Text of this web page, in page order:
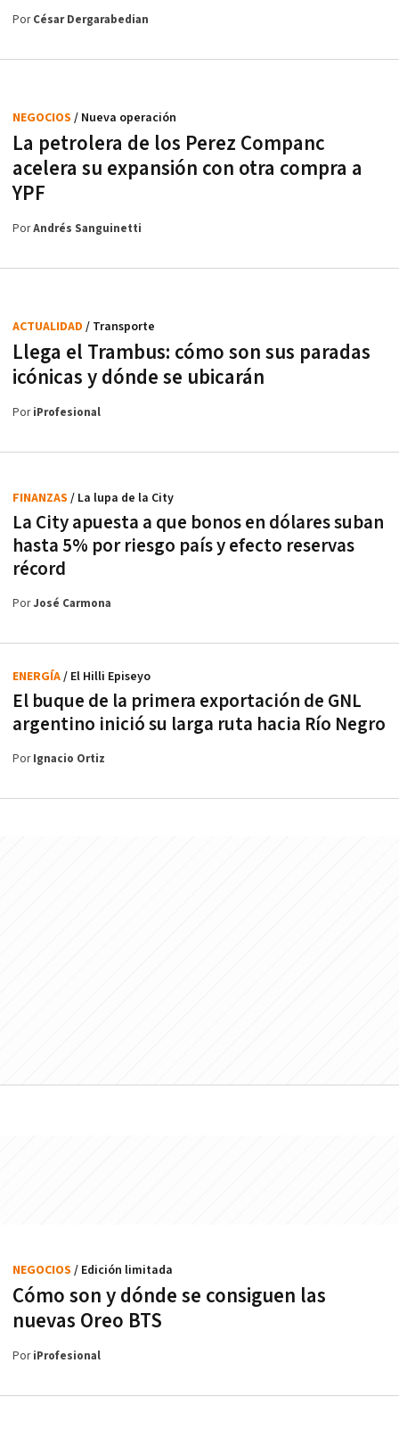
PorCésar Dergarabedian
La petrolera de los Perez Companc
acelera su expansión con otra compra a
YPF
NEGOCIOS / Nueva operación
PorAndrés Sanguinetti
Llega el Trambus: cómo son sus paradas
icónicas y dónde se ubicarán
ACTUALIDAD / Transporte
PoriProfesional
La City apuesta a que bonos en dólares suban
hasta 5% por riesgo país y efecto reservas
récord
FINANZAS / La lupa de la City
PorJosé Carmona
El buque de la primera exportación de GNL
argentino inició su larga ruta hacia Río Negro
ENERGÍA/ El Hilli Episeyo
PorIgnacio Ortiz
Cómo son y dónde se consiguen las
nuevas Oreo BTS
NEGOCIOS / Edición limitada
PoriProfesional